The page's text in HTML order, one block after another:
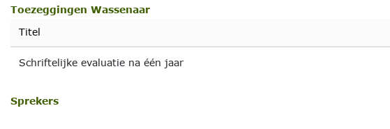
Toezeggingen Wassenaar
Titel
Schriftelijke evaluatie na één jaar
Sprekers